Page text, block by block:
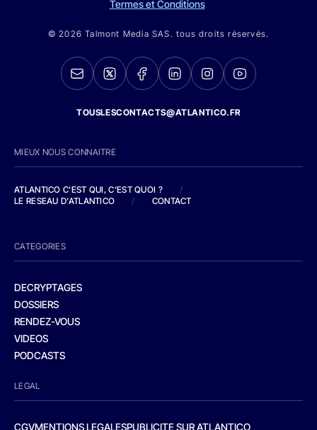
Termes et Conditions
© 2026 Talmont Media SAS. tous droits réservés.
TOUSLESCONTACTS@ATLANTICO.FR
MIEUX NOUS CONNAITRE
ATLANTICO C'EST QUI, C'EST QUOI ?
/
LE RESEAU D'ATLANTICO
/ CONTACT
CATEGORIES
DECRYPTAGES
DOSSIERS
RENDEZ-VOUS
VIDEOS
PODCASTS
LEGAL
CGVMENTIONS LEGALESPUBLICITE SUR ATLANTICO